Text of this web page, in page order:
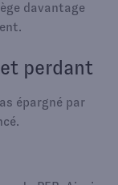
davantage
perdant
épargné par